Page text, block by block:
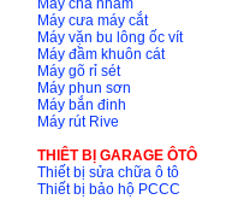
Máy chà nhám
Máy cưa máy cắt
Máy vặn bu lông ốc vít
Máy đầm khuôn cát
Máy gõ rỉ sét
Máy phun sơn
Máy bắn đinh
Máy rút Rive
THIÊT BỊ GARAGE ÔTÔ
Thiết bị sửa chữa ô tô
Thiết bị bảo hộ PCCC